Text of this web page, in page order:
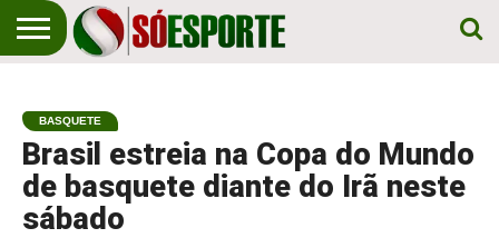
EM
PRIMEIRO
LUGAR!
ESPORTE
BASQUETE
Brasil estreia na Copa do Mundo
de basquete diante do Irã neste
sábado